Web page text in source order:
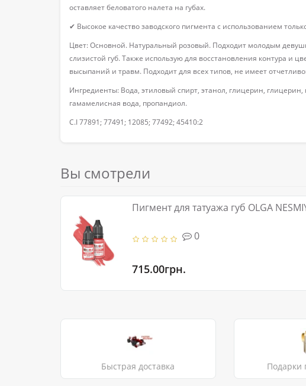
оставляет беловатого налета на губах.
✔ Высокое качество заводского пигмента с использованием
Цвет: Основной. Натуральный розовый. Подходит молодым
слизистой губ. Также использую для восстановления контура и
высыпаний и травм. Подходит для всех типов, не имеет
Ингредиенты: Вода, этиловый спирт, этанол, глицерин,
гамамелисная вода, пропандиол.
C.I 77891; 77491; 12085; 77492; 45410:2
Вы смотрели
Пигмент для татуажа губ
0
715.00грн.
Быстрая доставка Подарки